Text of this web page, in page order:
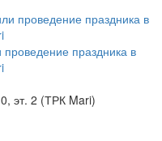
праздника в
эт. 2 (ТРК Mari)